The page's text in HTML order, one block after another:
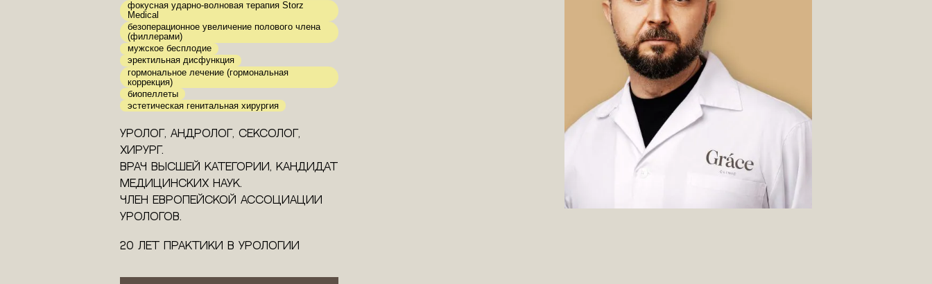
фокусная ударно-волновая терапия Storz
Medical
безоперационное увеличение полового члена
(филлерами)
мужское бесплодие
эректильная дисфункция
гормональное лечение (гормональная
коррекция)
биопеллеты
эстетическая генитальная хирургия
Уролог, андролог, сексолог,
хирург.
Врач высшей категории, кандидат
медицинских наук.
Член Европейской Ассоциации
урологов.
20 лет практики в урологии